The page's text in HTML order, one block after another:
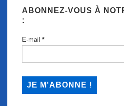
ABONNEZ-VOUS À
:
E-mail *